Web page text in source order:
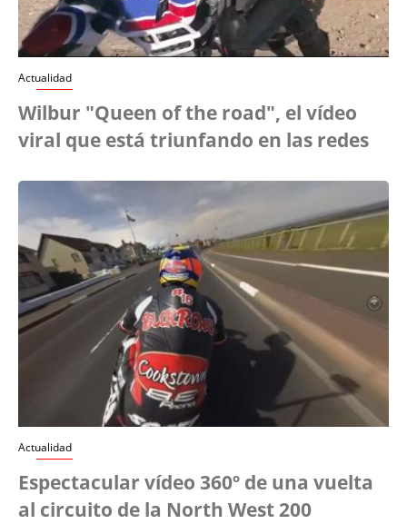
Actualidad
Wilbur "Queen of the road", el vídeo
viral que está triunfando en las redes
Actualidad
Espectacular vídeo 360º de una vuelta
al circuito de la North West 200